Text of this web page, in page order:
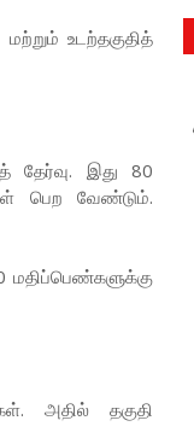
உடற்தகுதித்
தேர்வு. இது 80
பெற வேண்டும்.
மதிப்பெண்களுக்கு
அதில் தகுதி